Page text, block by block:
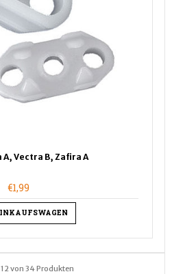
A, Vectra B, Zafira A
€1,99
12 von 34 Produkten